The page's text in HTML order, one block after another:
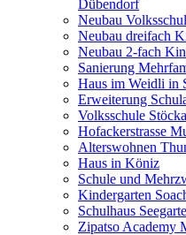
Dübendorf
Neubau
Neubau dreifach
Neubau 2-fach
Sanierung
Haus im Weidli in
Erweiterung
Volksschule
Hofackerstrasse
Alterswohnen
Haus in Köniz
Schule und
Kindergarten
Schulhaus
Zipatso Academy